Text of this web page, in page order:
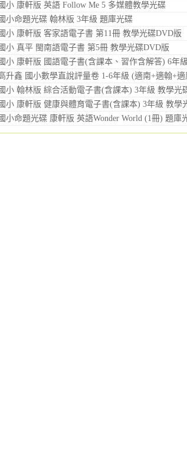
小 康軒版 英語 Follow Me 5 多媒體教學光碟
小命題光碟 翰林版 3年級 題庫光碟
小 康軒版 客家語電子書 第11冊 教學光碟DVD版
小 真平 閩南語電子書 第5冊 教學光碟DVD版
小 康軒版 國語電子書(含課本、習作含解答) 6年
升鑫 國小數學直說評量卷 1-6年級 (適南+適翰+
小 翰林版 綜合活動電子書(含課本) 3年級 教學光
小 康軒版 健康與體育電子書(含課本) 3年級 教學
小命題光碟 康軒版 英語Wonder World (1冊) 題庫